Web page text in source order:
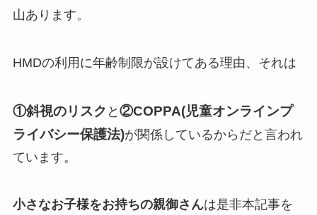
山あります。
HMDの利用に年齢制限が設けてある理由、それは
①斜視のリスク と ②COPPA(児童オンラインプ
ライバシー保護法)が関係しているからだと言われ
ています。
小さなお子様をお持ちの親御さんは是非本記事を